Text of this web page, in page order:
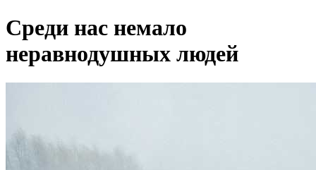
Среди нас немало
неравнодушных людей